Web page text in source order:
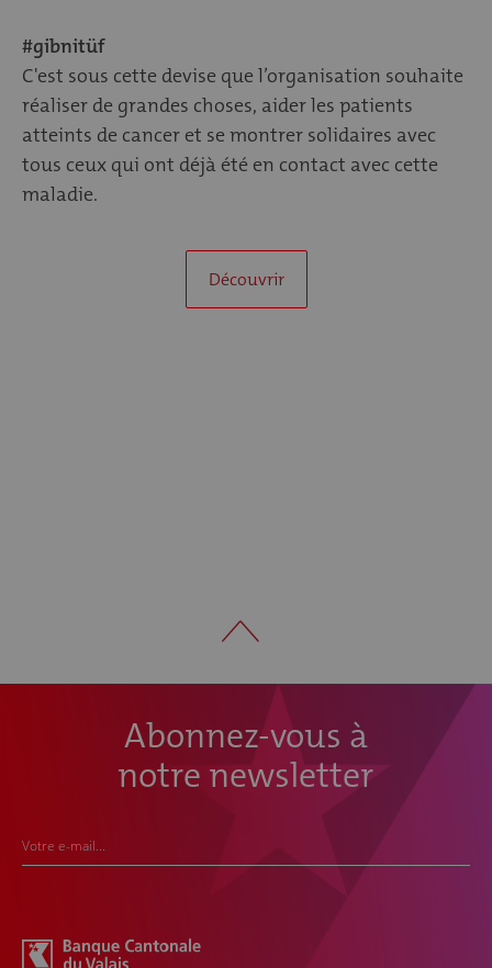
#gibnitüf
C'est sous cette devise que l’organisation souhaite
réaliser de grandes choses, aider les patients
atteints de cancer et se montrer solidaires avec
tous ceux qui ont déjà été en contact avec cette
maladie.
Découvrir
Abonnez-vous à
notre newsletter
Votre e-mail...